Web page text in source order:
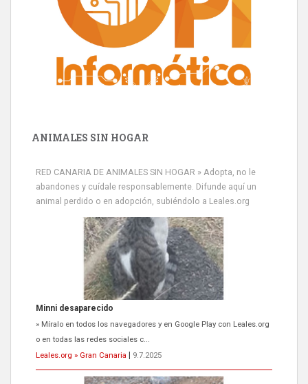
ANIMALES SIN HOGAR
RED CANARIA DE ANIMALES SIN HOGAR » Adopta, no le
abandones y cuídale responsablemente. Difunde aquí un
animal perdido o en adopción, subiéndolo a Leales.org
Minni desaparecido
» Míralo en todos los navegadores y en Google Play con Leales.org
o en todas las redes sociales c...
Leales.org » Gran Canaria
9.7.2025